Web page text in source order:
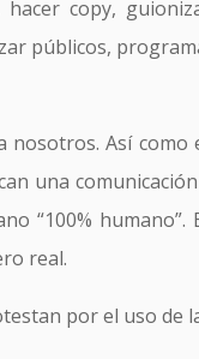
copy,
públicos,
Así
una
“100%
real.
por el uso